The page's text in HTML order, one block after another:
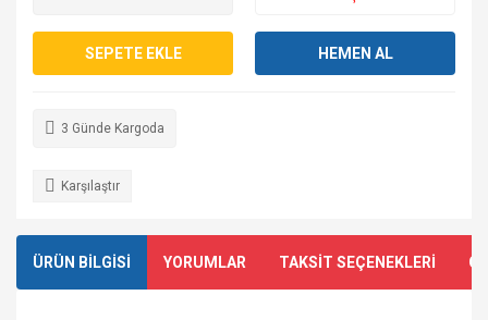
SEPETE EKLE HEMEN AL
3 Günde Kargoda
Karşılaştır
ÜRÜN BİLGİSİ YORUMLAR TAKSİT SEÇENEKLERİ